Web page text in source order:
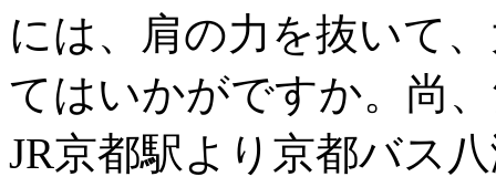
には、肩の力を抜いて
てはいかがですか。尚
JR京都駅より京都バス